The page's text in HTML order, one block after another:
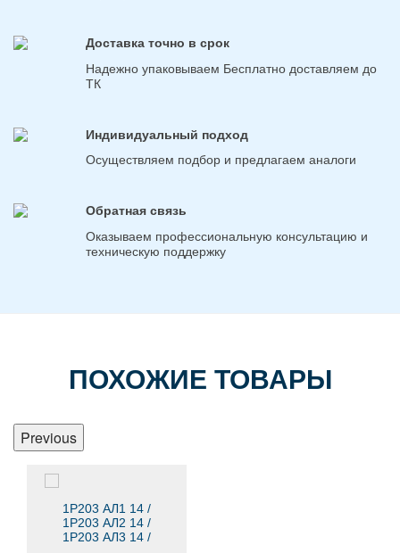
Доставка точно в срок
Надежно упаковываем Бесплатно доставляем до
ТК
Индивидуальный подход
Осуществляем подбор и предлагаем аналоги
Обратная связь
Оказываем профессиональную консультацию и
техническую поддержку
ПОХОЖИЕ ТОВАРЫ
Previous
1Р203 АЛ1 14 /
1Р203 АЛ2 14 /
1Р203 АЛ3 14 /